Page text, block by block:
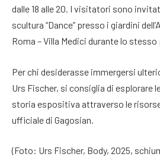
dalle 18 alle 20. I visitatori sono
scultura “Dance” presso i giardini
Roma – Villa Medici durante lo
Per chi desiderasse immergersi
Urs Fischer, si consiglia di esplorare
storia espositiva attraverso le
ufficiale di Gagosian.
(Foto: Urs Fischer, Body, 2025,